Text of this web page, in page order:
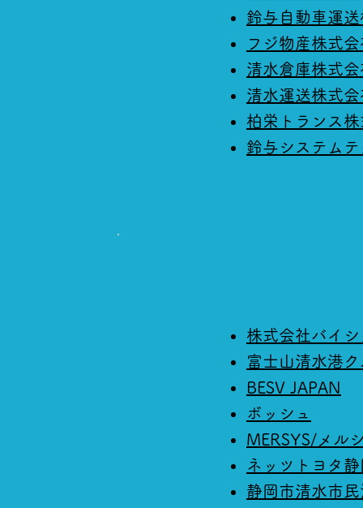
鈴与自動車運
フジ物産株式会
清水倉庫株式会
清水運送株式会
柏栄トランス
鈴与システム
株式会社バイ
富士山清水港
BESV JAPAN
ボッシュ
MERSYS/メル
ネッツトヨタ
静岡市清水市